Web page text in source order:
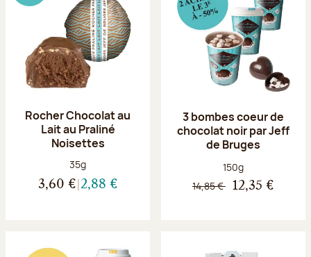
Rocher Chocolat au
Lait au Praliné
Noisettes
Poids net :
35g
3,60 € 2,88 €
3 bombes coeur de
chocolat noir par Jeff
de Bruges
Poids net :
150g
14,85 € 12,35 €